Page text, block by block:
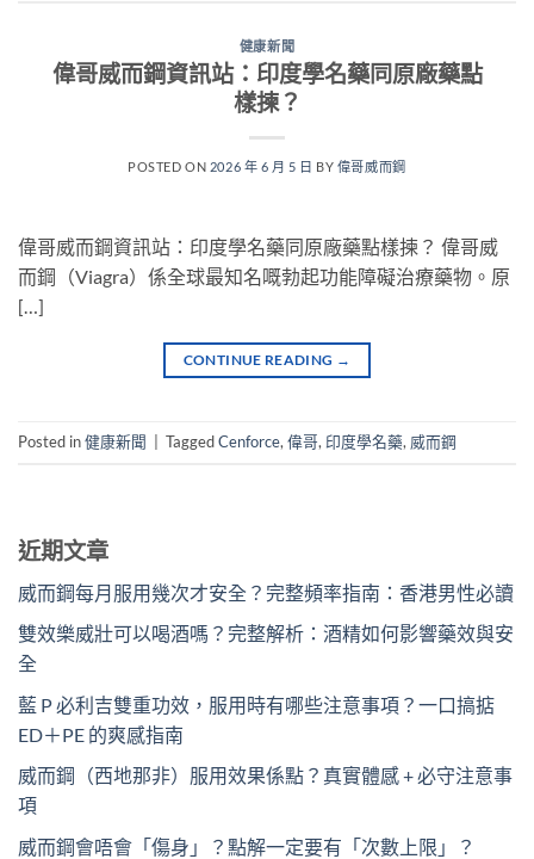
健康新聞
偉哥威而鋼資訊站：印度學名藥同原廠藥點
樣揀？
POSTED ON 2026 年 6 月 5 日 BY 偉哥威而鋼
偉哥威而鋼資訊站：印度學名藥同原廠藥點樣揀？ 偉哥威
而鋼（Viagra）係全球最知名嘅勃起功能障礙治療藥物。原
[…]
CONTINUE READING →
Posted in健康新聞 TaggedCenforce,偉哥,印度學名藥, 威而鋼
近期文章
威而鋼每月服用幾次才安全？完整頻率指南：香港男性必讀
雙效樂威壯可以喝酒嗎？完整解析：酒精如何影響藥效與安
全
藍 P 必利吉雙重功效，服用時有哪些注意事項？一口搞掂
ED＋PE 的爽感指南
威而鋼（西地那非）服用效果係點？真實體感 + 必守注意事
項
威而鋼會唔會「傷身」？點解一定要有「次數上限」？